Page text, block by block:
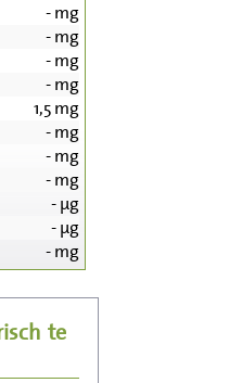
-mg
-mg
-mg
-mg
1,5mg
-mg
-mg
-mg
-µg
-µg
-mg
te
212
52